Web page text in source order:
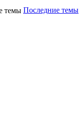
Последние темы